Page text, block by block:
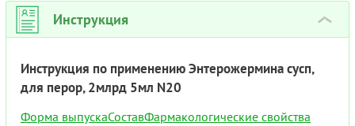
Инструкция ›
Инструкция по применению Энтерожермина сусп,
для перор, 2млрд 5мл N20
Форма выпускаСоставФармакологические свойства